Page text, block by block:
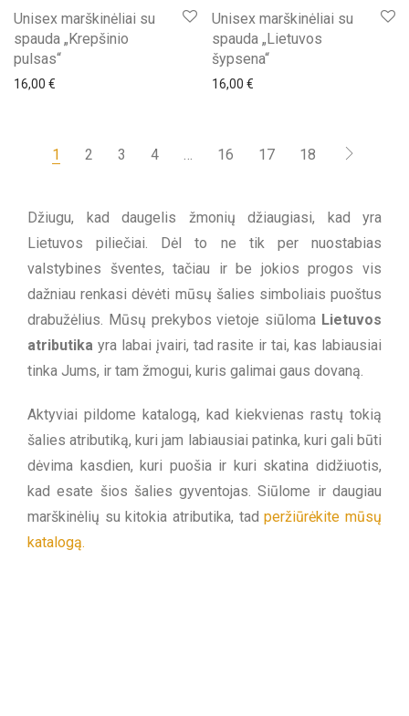
Unisex marškinėliai su
spauda „Krepšinio
pulsas“
16,00 €
Unisex marškinėliai su
spauda „Lietuvos
šypsena“
16,00 €
1 2 3 4 … 16 17 18
Džiugu, kad daugelis žmonių džiaugiasi, kad yra
Lietuvos piliečiai. Dėl to ne tik per nuostabias
valstybines šventes, tačiau ir be jokios progos vis
dažniau renkasi dėvėti mūsų šalies simboliais puoštus
drabužėlius. Mūsų prekybos vietoje siūloma Lietuvos
atributika yra labai įvairi, tad rasite ir tai, kas labiausiai
tinka Jums, ir tam žmogui, kuris galimai gaus dovaną.
Aktyviai pildome katalogą, kad kiekvienas rastų tokią
šalies atributiką, kuri jam labiausiai patinka, kuri gali būti
dėvima kasdien, kuri puošia ir kuri skatina didžiuotis,
kad esate šios šalies gyventojas. Siūlome ir daugiau
marškinėlių su kitokia atributika, tadperžiūrėkite mūsų
katalogą.